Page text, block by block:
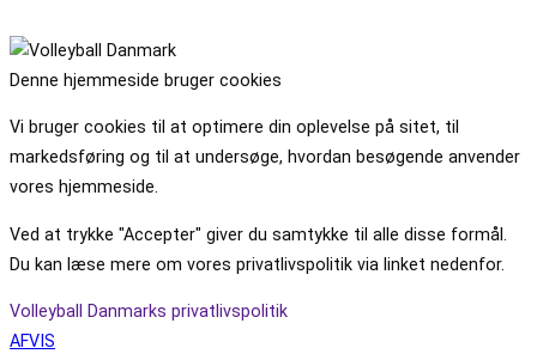
Denne hjemmeside bruger cookies
Vi bruger cookies til at optimere din oplevelse på sitet, til
markedsføring og til at undersøge, hvordan besøgende anvender
vores hjemmeside.
Ved at trykke "Accepter" giver du samtykke til alle disse formål.
Du kan læse mere om vores privatlivspolitik via linket nedenfor.
Volleyball Danmarks privatlivspolitik
AFVIS